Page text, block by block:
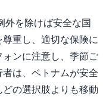
外を除けば安全な国
重し、適切な保険に
ンに注意し、季節ご
は、ベトナムが安全
の選択肢よりも移動